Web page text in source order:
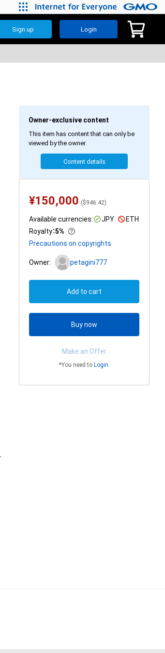
Sign up Login
Owner-exclusive content
This item has content that can only be
viewed by the owner.
Content details
¥150,000 ($946.42)
Available currencies: JPY
ETH
Royalty：5%
Precautions on copyrights
Owner: petagini777
Add to cart
Buy now
Make an Offer
*You need to Login.